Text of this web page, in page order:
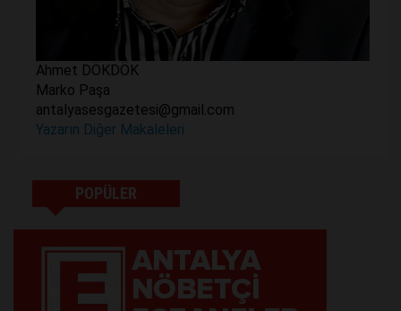
Ahmet DÖKDÖK
Marko Paşa
antalyasesgazetesi@gmail.com
Yazarın Diğer Makaleleri
POPÜLER